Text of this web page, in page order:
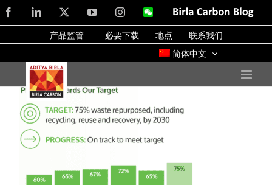
Skip
to
content
FacebookLinkedIn YouTubeInstagramWeChatBirla
Blog
产品监管 必要下载 地点
联系我们
简体中文